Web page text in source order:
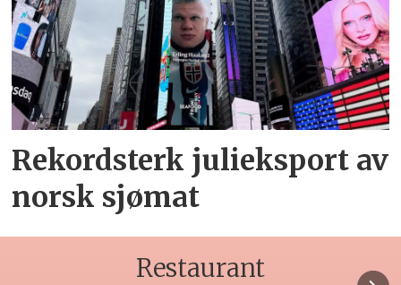
Rekordsterk julieksport av
norsk sjømat
Restaurant